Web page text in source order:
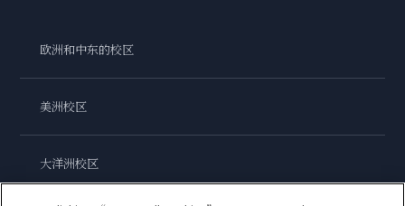
欧洲和中东的校区
美洲校区
大洋洲校区